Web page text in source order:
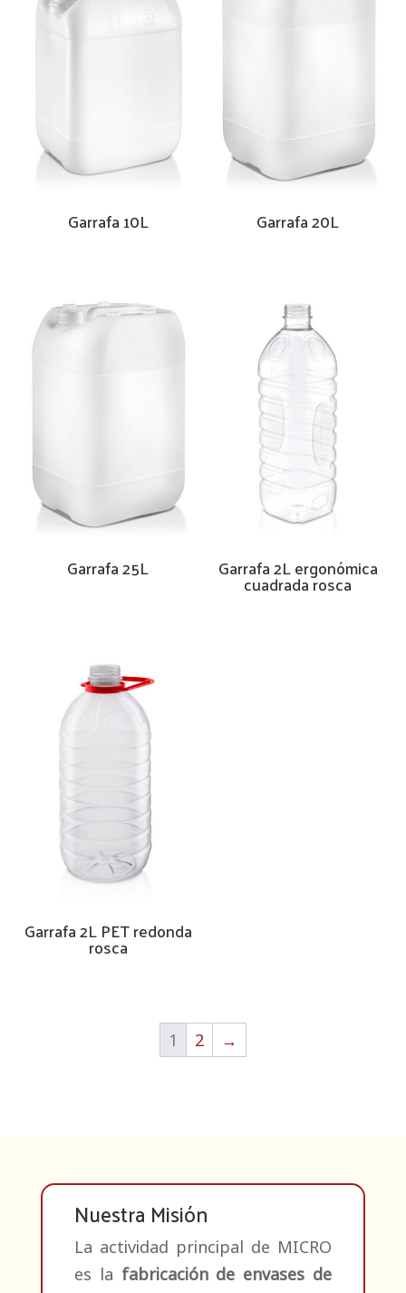
Garrafa 10L Garrafa 20L
Garrafa 25L Garrafa 2L ergonómica
cuadrada rosca
Garrafa 2L PET redonda
rosca
1 2 →
Nuestra Misión
La actividad principal de MICRO
es la fabricación de envases de